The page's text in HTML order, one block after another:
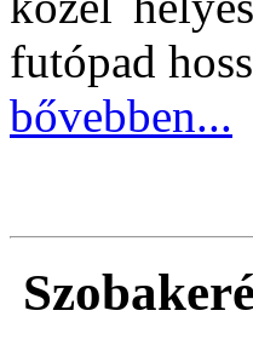
futópad
bővebben...